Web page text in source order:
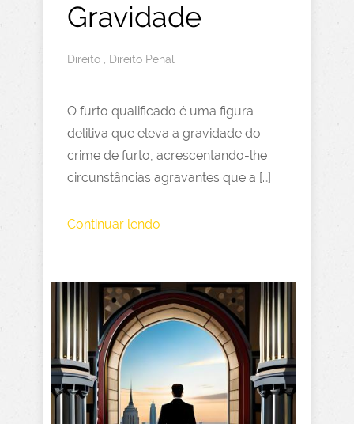
Gravidade
Direito , Direito Penal
O furto qualificado é uma figura
delitiva que eleva a gravidade do
crime de furto, acrescentando-lhe
circunstâncias agravantes que a […]
Continuar lendo